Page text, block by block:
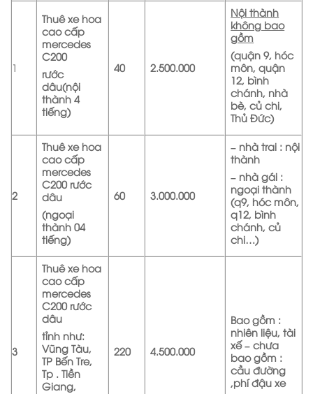
1
Thuê xe hoa
cao cấp
mercedes
C200
rước
dâu(nội
thành 4
tiếng)
40 2.500.000
Nội thành
không bao
gồm
(quận 9, hóc
môn, quận
12, bình
chánh, nhà
bè, củ chi,
Thủ Đức)
2
Thuê xe hoa
cao cấp
mercedes
C200 rước
dâu
(ngoại
thành 04
tiếng)
60 3.000.000
– nhà trai : nội
thành
– nhà gái :
ngoại thành
(q9, hóc môn,
q12, bình
chánh, củ
chi…)
3
Thuê xe hoa
cao cấp
mercedes
C200 rước
dâu
tỉnh như:
Vũng Tàu,
TP Bến Tre,
Tp . Tiền
Giang,
220 4.500.000
Bao gồm :
nhiên liệu, tài
xế – chưa
bao gồm :
cầu đường
,phí đậu xe